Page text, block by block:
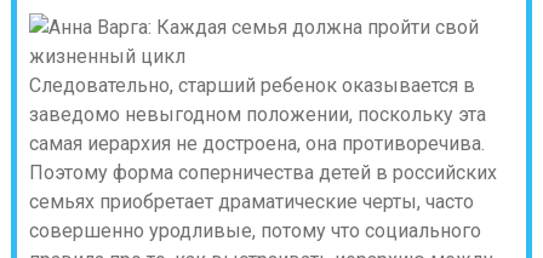
Следовательно, старший ребенок оказывается в
заведомо невыгодном положении, поскольку эта
самая иерархия не достроена, она противоречива.
Поэтому форма соперничества детей в российских
семьях приобретает драматические черты, часто
совершенно уродливые, потому что социального